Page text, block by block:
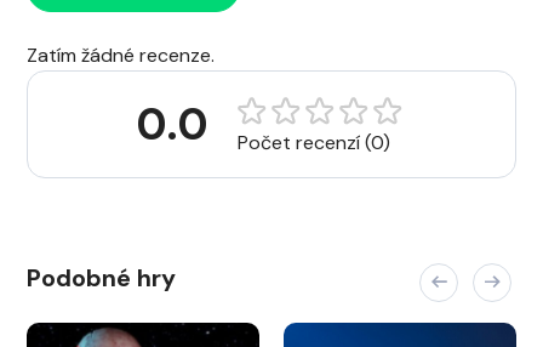
Zatím žádné recenze.
0.0 Počet recenzí (0)
Podobné hry